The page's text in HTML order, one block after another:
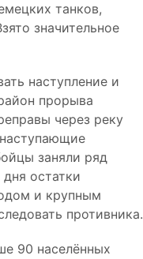
танков,
значительное
наступление и
прорыва
через реку
заняли ряд
остатки
и крупным
противника.
90 населённых